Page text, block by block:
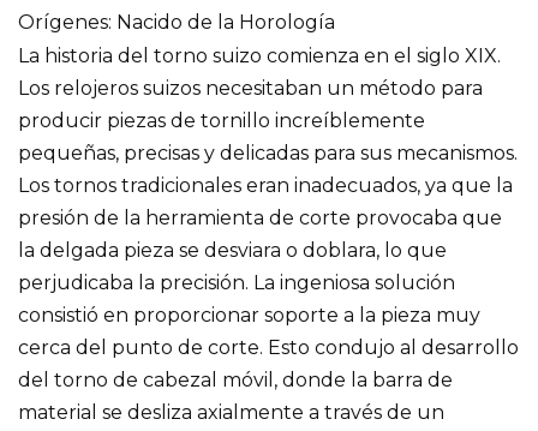
Orígenes: Nacido de la Horología
La historia del torno suizo comienza en el siglo XIX.
Los relojeros suizos necesitaban un método para
producir piezas de tornillo increíblemente
pequeñas, precisas y delicadas para sus mecanismos.
Los tornos tradicionales eran inadecuados, ya que la
presión de la herramienta de corte provocaba que
la delgada pieza se desviara o doblara, lo que
perjudicaba la precisión. La ingeniosa solución
consistió en proporcionar soporte a la pieza muy
cerca del punto de corte. Esto condujo al desarrollo
del torno de cabezal móvil, donde la barra de
material se desliza axialmente a través de un